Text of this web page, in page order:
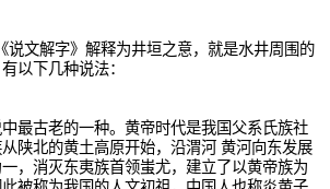
说文解字》解释为井垣之意，就是水井周围的
以下几种说法：
最古老的一种。黄帝时代是我国父系氏族社
陕北的黄土高原开始，沿渭河 黄河向东发展
，消灭东夷族首领蚩尤，建立了以黄帝族为